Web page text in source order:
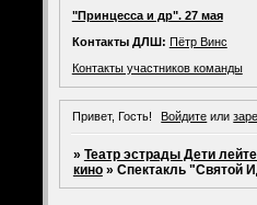
"Принцесса и др". 27 мая
Контакты ДЛШ: Пётр Винс
Контакты участников команды
Привет, Гость! Войдите или
» Театр эстрады Дети
кино » Спектакль "Святой